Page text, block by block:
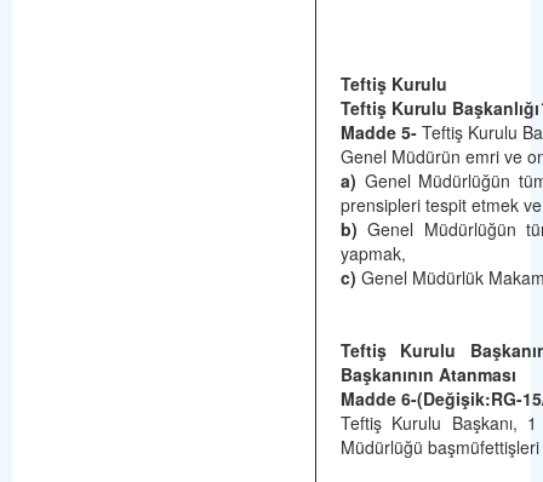
Teftiş Kurulu
Teftiş Kurulu
Madde 5- Teftiş Kurulu
Genel Müdürün emri ve
a) Genel Müdürlüğün
prensipleri tespit etmek
b)Genel Müdürlüğün
yapmak,
c) Genel Müdürlük
Teftiş Kurulu
Başkanının Atanması
Madde 6-(Değişik:RG-
Teftiş Kurulu Başkanı,
Müdürlüğü başmüfettişleri